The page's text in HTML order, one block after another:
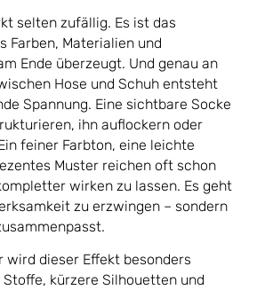
selten zufällig. Es ist das
Farben, Materialien und
Ende überzeugt. Und genau an
Hose und Schuh entsteht
Spannung. Eine sichtbare Socke
ihn auflockern oder
feiner Farbton, eine leichte
Muster reichen oft schon
wirken zu lassen. Es geht
zu erzwingen – sondern
wird dieser Effekt besonders
kürzere Silhouetten und